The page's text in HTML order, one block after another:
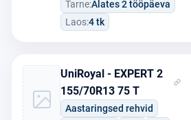
Tarne:Alates 2 tööpäeva
Laos:4 tk
UniRoyal - EXPERT 2
155/70R13 75 T
Aastaringsed rehvid